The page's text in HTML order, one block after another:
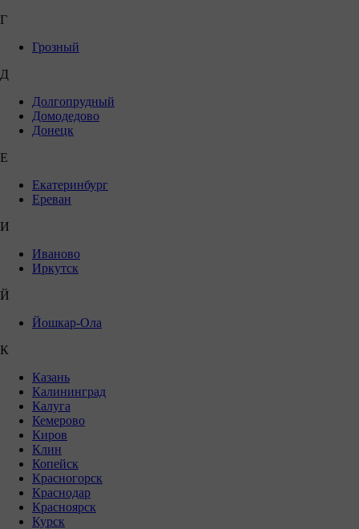
Г
Грозный
Д
Долгопрудный
Домодедово
Донецк
Е
Екатеринбург
Ереван
И
Иваново
Иркутск
Й
Йошкар-Ола
К
Казань
Калининград
Калуга
Кемерово
Киров
Клин
Копейск
Красногорск
Краснодар
Красноярск
Курск